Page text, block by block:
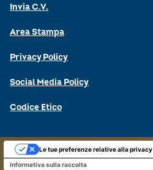
Invia C.V.
Area Stampa
Privacy Policy
Social Media Policy
Codice Etico
Informativa sulla raccolta
Le tue preferenze relative alla privacy